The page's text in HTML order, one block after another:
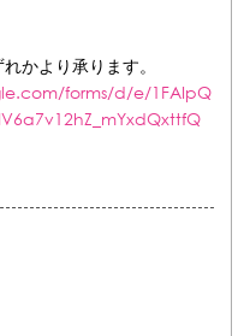
かより承ります。
forms/d/e/1FAIpQ